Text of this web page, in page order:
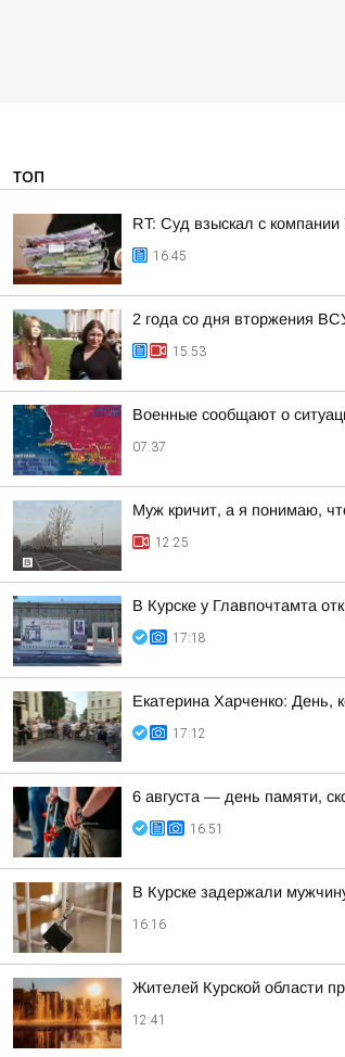
ТОП
RT: Суд взыскал с
16:45
2 года со дня вторжения
15:53
Военные сообщают о
07:37
Муж кричит, а я понимаю,
12:25
В Курске у Главпочтамта
17:18
Екатерина Харченко: День,
17:12
6 августа — день памяти,
16:51
В Курске задержали
16:16
Жителей Курской области
12:41